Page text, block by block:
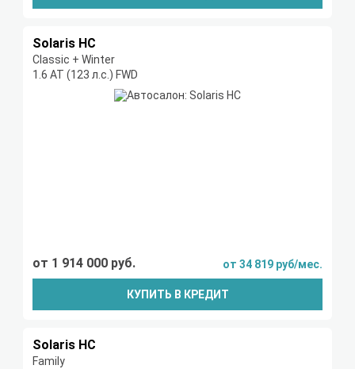
Solaris HC
Classic + Winter
1.6 AT (123 л.с.) FWD
от 1 914 000 руб. от 34 819 руб/мес.
КУПИТЬ В КРЕДИТ
Solaris HC
Family